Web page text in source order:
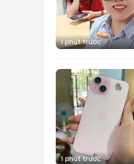
1 phút trước
1 phút trước